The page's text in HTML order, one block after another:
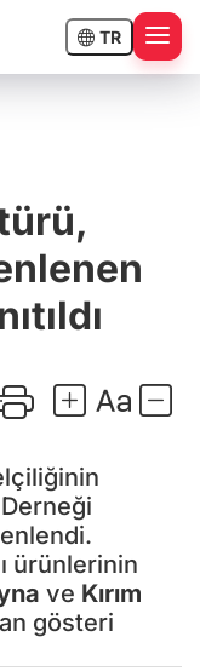
TR
Derneği
ürünlerinin
ve Kırım
gösteri